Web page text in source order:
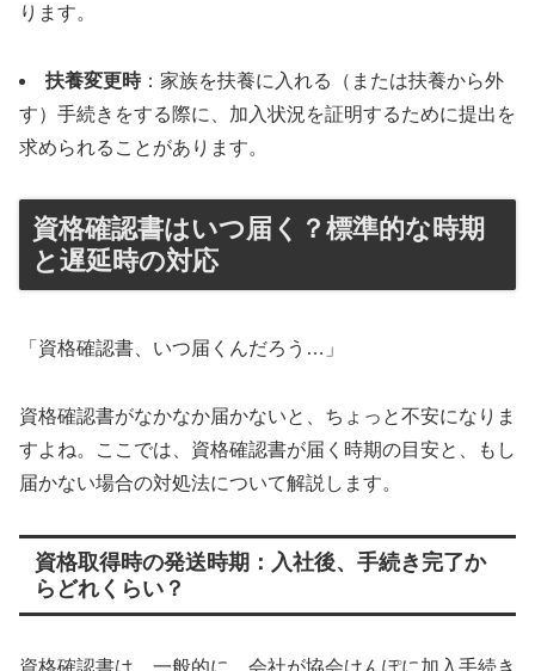
ります。
扶養変更時：家族を扶養に入れる（または扶養から外
す）手続きをする際に、加入状況を証明するために提出を
求められることがあります。
資格確認書はいつ届く？標準的な時期
と遅延時の対応
「資格確認書、いつ届くんだろう…」
資格確認書がなかなか届かないと、ちょっと不安になりま
すよね。ここでは、資格確認書が届く時期の目安と、もし
届かない場合の対処法について解説します。
資格取得時の発送時期：入社後、手続き完了か
らどれくらい？
資格確認書は、一般的に、会社が協会けんぽに加入手続き